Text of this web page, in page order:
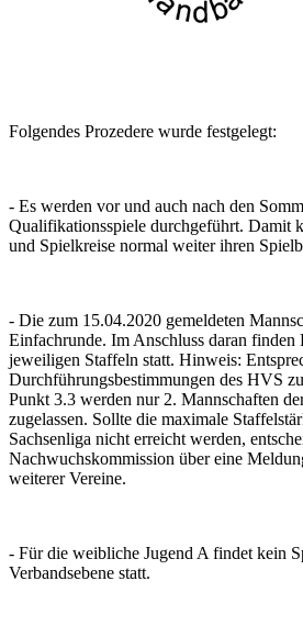
Folgendes Prozedere wurde festgelegt:
- Es werden vor und auch nach den
Qualifikationsspiele durchgeführt. Damit
und Spielkreise normal weiter ihren
- Die zum 15.04.2020 gemeldeten
Einfachrunde. Im Anschluss daran finden
jeweiligen Staffeln statt. Hinweis:
Durchführungsbestimmungen des HVS
Punkt 3.3 werden nur 2. Mannschaften
zugelassen. Sollte die maximale
Sachsenliga nicht erreicht werden,
Nachwuchskommission über eine
weiterer Vereine.
- Für die weibliche Jugend A findet kein
Verbandsebene statt.